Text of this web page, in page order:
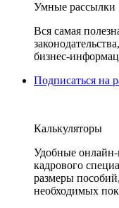
Умные рассылки
Вся самая
бизнес-
Подписаться на
Калькуляторы
Удобные
кадрового
размеры
необходимых